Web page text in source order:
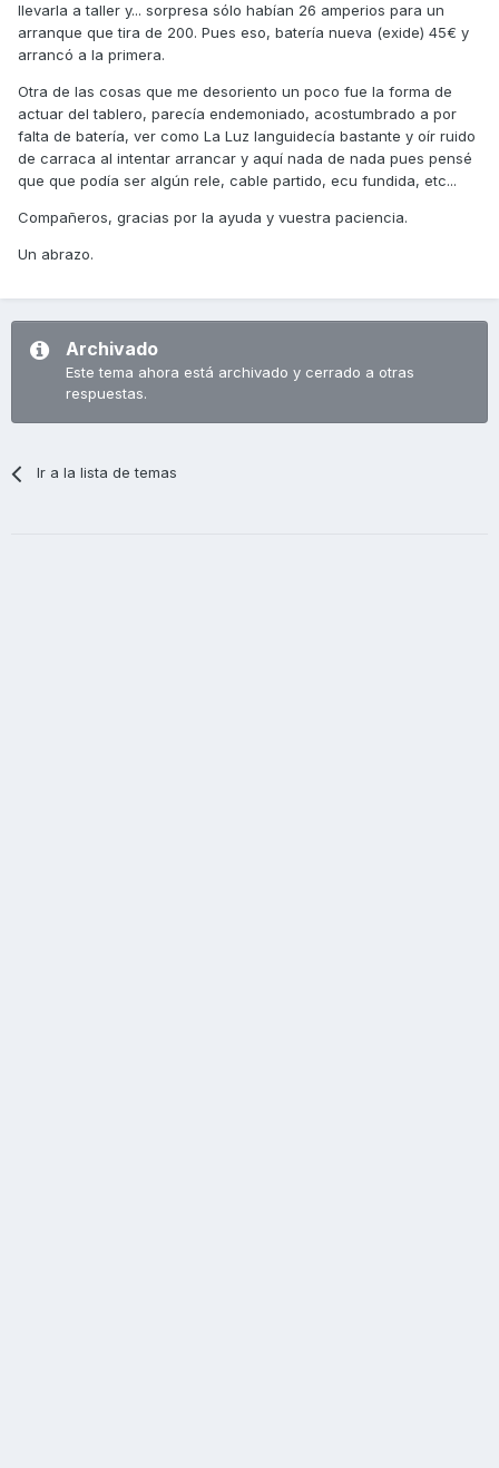
llevarla a taller y... sorpresa sólo habían 26 amperios para un
arranque que tira de 200. Pues eso, batería nueva (exide) 45€ y
arrancó a la primera.
Otra de las cosas que me desoriento un poco fue la forma de
actuar del tablero, parecía endemoniado, acostumbrado a por
falta de batería, ver como La Luz languidecía bastante y oír ruido
de carraca al intentar arrancar y aquí nada de nada pues pensé
que que podía ser algún rele, cable partido, ecu fundida, etc...
Compañeros, gracias por la ayuda y vuestra paciencia.
Un abrazo.
Archivado
Este tema ahora está archivado y cerrado a otras
respuestas.
Ir a la lista de temas